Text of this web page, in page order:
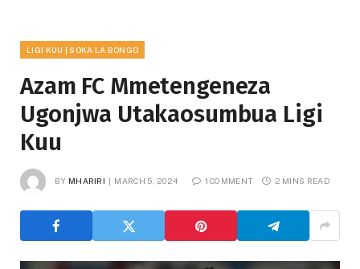
LIGI KUU | SOKA LA BONGO
Azam FC Mmetengeneza
Ugonjwa Utakaosumbua Ligi
Kuu
BY MHARIRI MARCH 5, 2024 1 COMMENT 2 MINS READ